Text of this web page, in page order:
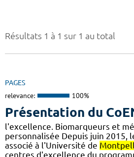
Résultats 1 à 1 sur 1 au total
PAGES
relevance: 100%
Présentation du
l'excellence. Biomarqueurs et
personnalisée Depuis juin 2015,
associé à l'Université de
centres d'excellence du